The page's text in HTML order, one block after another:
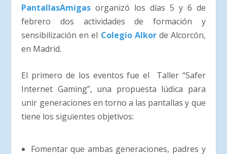
PantallasAmigas organizó los días 5 y 6 de
febrero dos actividades de formación y
sensibilización en el Colegio Alkorde Alcorcón,
en Madrid.
El primero de los eventos fue el Taller “Safer
Internet Gaming”, una propuesta lúdica para
unir generaciones en torno a las pantallas y que
tiene los siguientes objetivos:
Fomentar que ambas generaciones, padres y